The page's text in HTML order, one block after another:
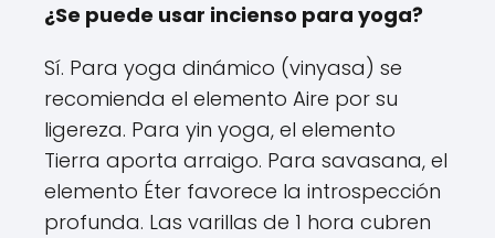
¿Se puede usar incienso para yoga?
Sí. Para yoga dinámico (vinyasa) se
recomienda el elemento Aire por su
ligereza. Para yin yoga, el elemento
Tierra aporta arraigo. Para savasana, el
elemento Éter favorece la introspección
profunda. Las varillas de 1 hora cubren